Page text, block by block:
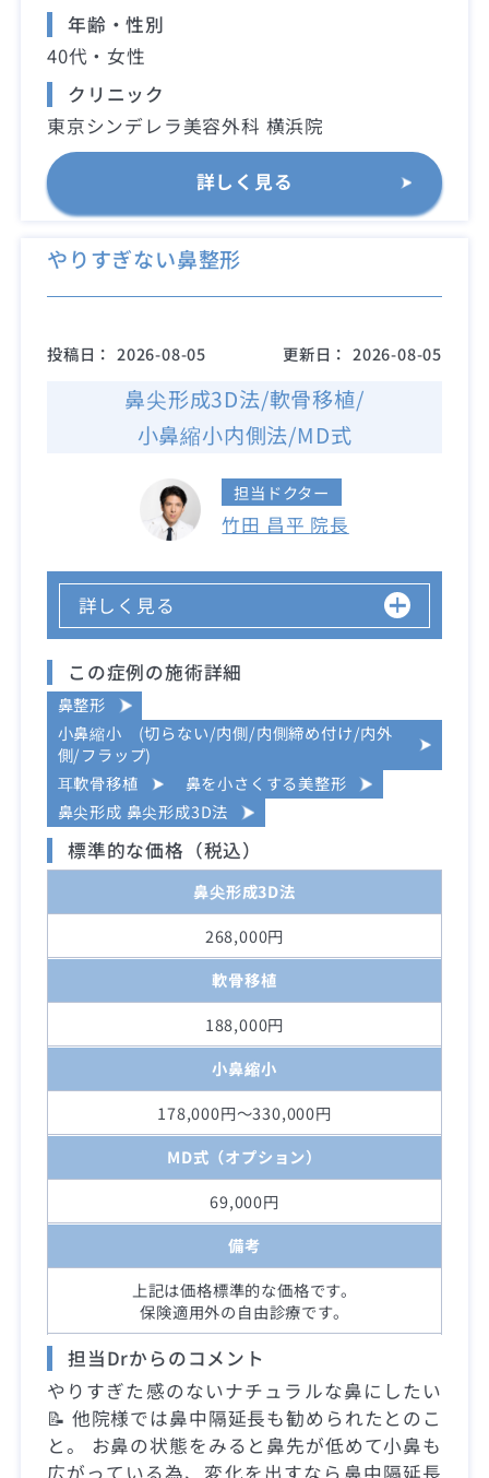
年齢・性別
40代・女性
クリニック
東京シンデレラ美容外科 横浜院
詳しく見る
やりすぎない鼻整形
投稿日： 2026-08-05 更新日： 2026-08-05
鼻尖形成3D法/軟骨移植/
小鼻縮小内側法/MD式
担当ドクター
竹田 昌平 院長
詳しく見る
この症例の施術詳細
鼻整形
小鼻縮小 (切らない/内側/内側締め付け/内外
側/フラップ)
耳軟骨移植
鼻を小さくする美整形
鼻尖形成 鼻尖形成3D法
標準的な価格（税込）
鼻尖形成3D法
268,000円
軟骨移植
188,000円
小鼻縮小
178,000円～330,000円
MD式（オプション）
69,000円
備考
上記は価格標準的な価格です。
保険適用外の自由診療です。
担当Drからのコメント
やりすぎた感のないナチュラルな鼻にしたい
📝 他院様では鼻中隔延長も勧められたとのこ
と。 お鼻の状態をみると鼻先が低めて小鼻も
広がっている為、変化を出すなら鼻中隔延長